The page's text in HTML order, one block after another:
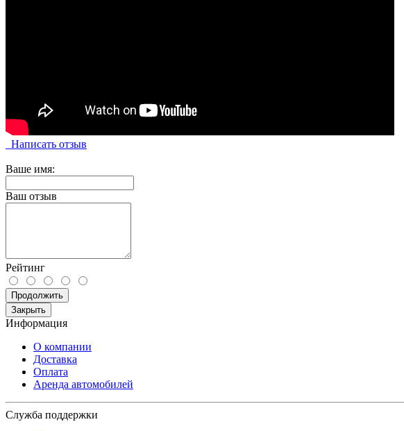
Написать отзыв
Ваше имя:
Ваш отзыв
Рейтинг
Продолжить
Закрыть
Информация
О компании
Доставка
Оплата
Аренда автомобилей
Служба поддержки